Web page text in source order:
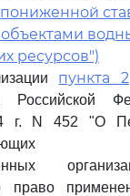
ресурсов")
пункта 2
Российской
г. N 452 "О
право